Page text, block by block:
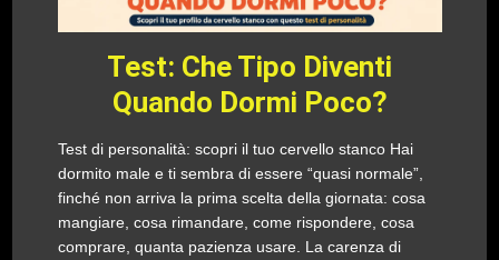
Test: Che Tipo Diventi
Quando Dormi Poco?
Test di personalità: scopri il tuo cervello stanco Hai
dormito male e ti sembra di essere “quasi normale”,
finché non arriva la prima scelta della giornata: cosa
mangiare, cosa rimandare, come rispondere, cosa
comprare, quanta pazienza usare. La carenza di